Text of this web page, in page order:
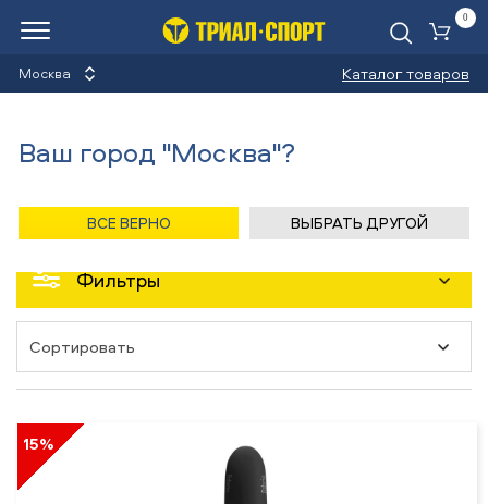
Москва Каталог товаров
0
Назад Каталог
Показать все товарные группы
Фильтры
15%
Ваш город "Москва"?
ВСЕ ВЕРНО ВЫБРАТЬ ДРУГОЙ